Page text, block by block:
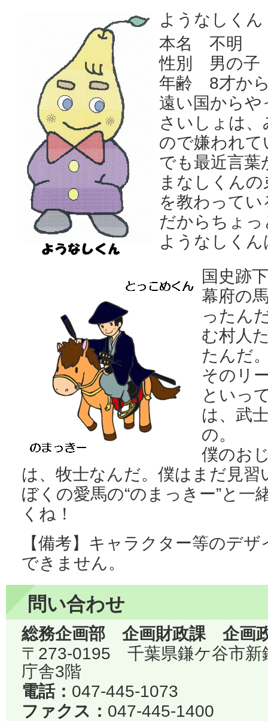
ようなしくん
本名 不明
性別 男の子
年齢 8才か
遠い国からや
さいしょは
ので嫌われ
でも最近言葉
まなしくん
を教わってい
だからちょっ
ようなしく
国史跡
幕府の
ったん
む村人
たんだ
そのリ
といっ
は、武
の。
僕のお
は、牧士なんだ。僕はまだ見
ぼくの愛馬の“のまっきー”と一
くね！
【備考】キャラクター等のデ
できません。
問い合わせ
総務企画部 企画財政課 企画
〒273-0195 千葉県鎌ケ谷市
庁舎3階
電話： 047-445-1073
ファクス： 047-445-1400